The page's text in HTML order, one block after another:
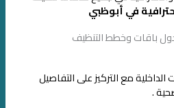
في أبوظبي
باقات وخطط التنظيف
مع التركيز على التفاصيل
.